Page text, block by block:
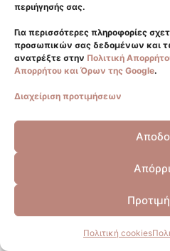
περιήγησής σας.
Για περισσότερες πληροφορίες
προσωπικών σας δεδομένων και
ανατρέξτε στην Πολιτική
Απορρήτου και Όρων της Google.
Διαχείριση προτιμήσεων
Πολιτική cookies
Powered by Mene & Jo